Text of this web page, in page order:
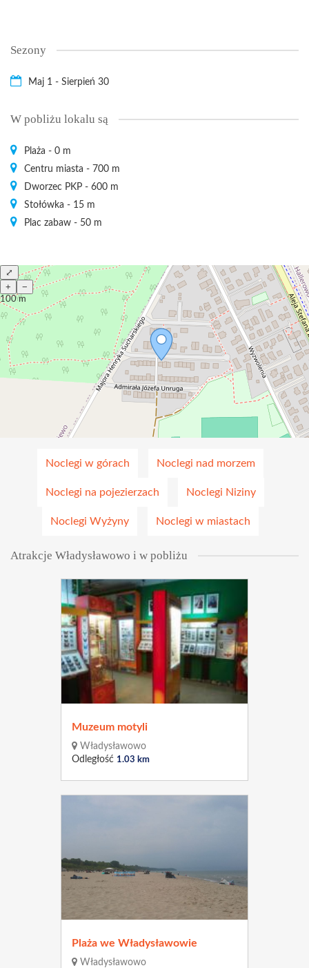
Sezony
Maj 1 - Sierpień 30
W pobliżu lokalu są
Plaża - 0 m
Centru miasta - 700 m
Dworzec PKP - 600 m
Stołówka - 15 m
Plac zabaw - 50 m
⤢
+
−
100 m
Noclegi w górach Noclegi nad morzem
Noclegi na pojezierzach Noclegi Niziny
Noclegi Wyżyny Noclegi w miastach
Atrakcje Władysławowo i w pobliżu
Muzeum motyli
Władysławowo
Odległość 1.03 km
Plaża we Władysławowie
Władysławowo